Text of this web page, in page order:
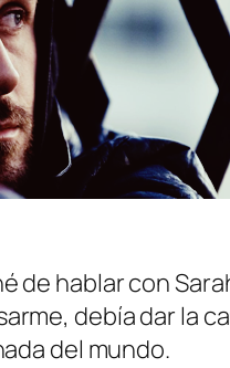
de hablar con
debía dar la
del mundo.